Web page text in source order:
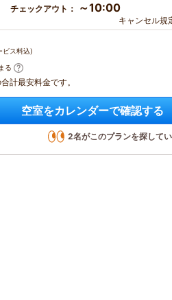
チェックアウト： ～10:00
キャンセル規
ビス料込)
る
計最安料金です。
空室をカレンダーで確認する
2名がこのプランを探して